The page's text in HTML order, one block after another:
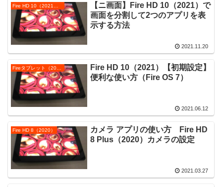
【ニ画面】Fire HD 10（2021）で
画面を分割して2つのアプリを表
示する方法
2021.11.20
Fire HD 10（2021）【初期設定】
便利な使い方（Fire OS 7）
2021.06.12
Fire HD 8（2020）
カメラ アプリの使い方 Fire HD
8 Plus（2020）カメラの設定
2021.03.27